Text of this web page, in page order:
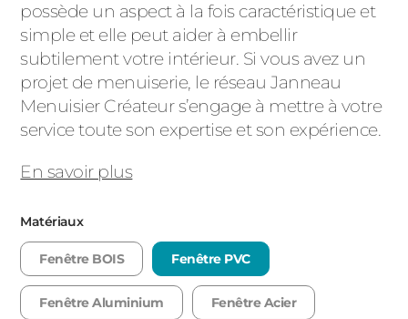
possède un aspect à la fois caractéristique et
simple et elle peut aider à embellir
subtilement votre intérieur. Si vous avez un
projet de menuiserie, le réseau Janneau
Menuisier Créateur s’engage à mettre à votre
service toute son expertise et son expérience.
En savoir plus
Matériaux
Fenêtre BOIS Fenêtre PVC
Fenêtre Aluminium Fenêtre Acier
LES LUMINEUSES
VOLETS ROULANTS
PERGOLAS
PORTAILS ET PORTILLONS